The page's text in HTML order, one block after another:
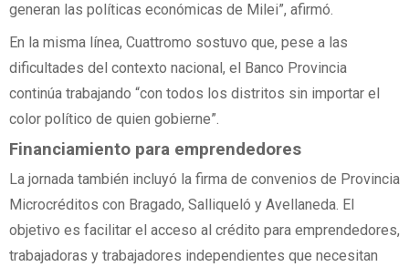
generan las políticas económicas de Milei”, afirmó.
En la misma línea, Cuattromo sostuvo que, pese a las
dificultades del contexto nacional, el Banco Provincia
continúa trabajando “con todos los distritos sin importar el
color político de quien gobierne”.
Financiamiento para emprendedores
La jornada también incluyó la firma de convenios de Provincia
Microcréditos con Bragado, Salliqueló y Avellaneda. El
objetivo es facilitar el acceso al crédito para emprendedores,
trabajadoras y trabajadores independientes que necesitan